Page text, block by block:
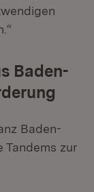
Baden-
Baden-
Tandems zur